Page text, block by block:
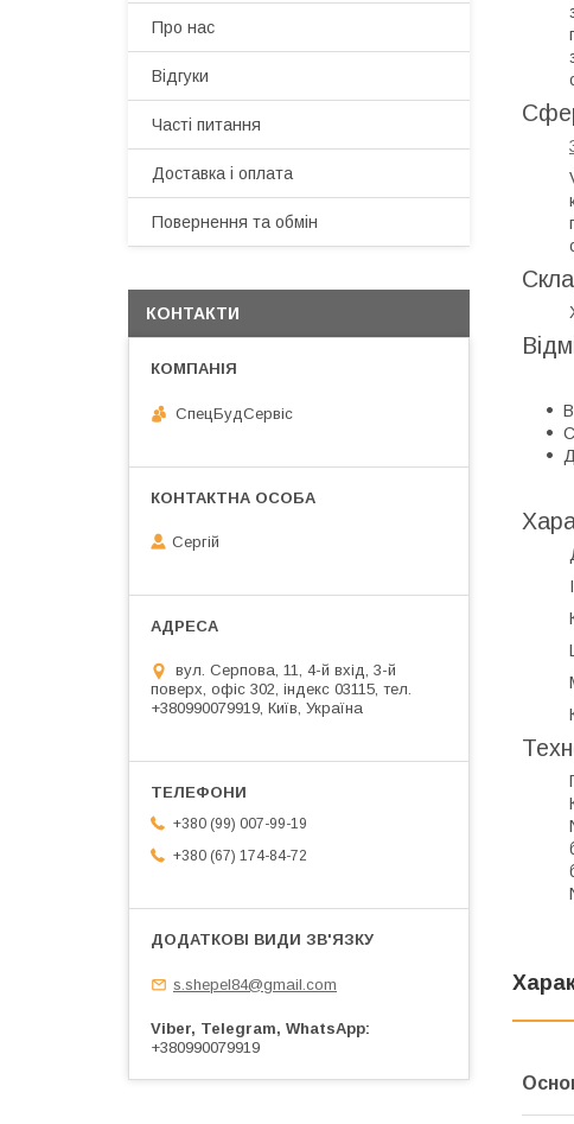
Про нас
Відгуки
Часті питання
Доставка і оплата
Повернення та обмін
КОНТАКТИ
СпецБудСервіс
Сергій
вул. Серпова, 11, 4-й вхід, 3-й
поверх, офіс 302, індекс 03115, тел.
+380990079919, Київ, Україна
+380 (99) 007-99-19
+380 (67) 174-84-72
s.shepel84@gmail.com
Viber, Telegram, WhatsApp
+380990079919